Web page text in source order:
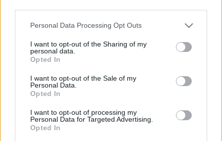
Please note that this website/app uses one or more Google
not limited to your visit or usage behaviour. You may click to
grant or deny consent to Google and its third-party tags to
use your data for below specified purposes in below Google
consent section.
Personal Data Processing Opt Outs
I want to opt-out of the Sharing of my
personal data.
Opted In
I want to opt-out of the Sale of my
Personal Data.
Opted In
I want to opt-out of processing my
Personal Data for Targeted Advertising.
Opted In
A magyar–szlovén diplomáciai kapcsolatok
felvételének 30. évfordulójára emlékezve Vivat
Szlovénia! / Vivat Slovenija! címmel rendezett
időszaki kiállítást könyvtárunk. A tárlat – amelyet
2023. április 19-től május 31-ig tekinthették meg az
érdeklődők – a jubileum után egy évvel, a Szlovén…